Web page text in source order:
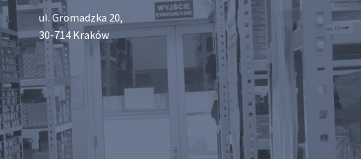
ul. Gromadzka 20,
30-714 Kraków